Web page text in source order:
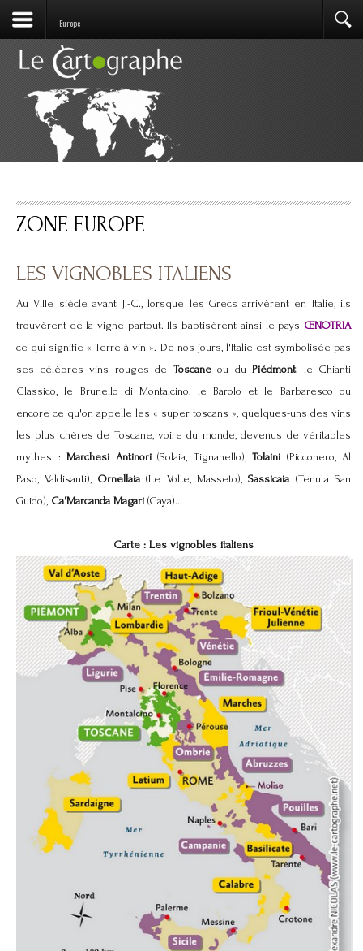
Europe
ZONE EUROPE
LES VIGNOBLES ITALIENS
Au VIIIe siècle avant J.-C., lorsque les Grecs arrivèrent en Italie, ils
trouvèrent de la vigne partout. Ils baptisèrent ainsi le pays ŒNOTRIA
ce qui signifie « Terre à vin ». De nos jours, l'Italie est symbolisée pas
ses célèbres vins rouges de Toscaneou du Piédmont, le Chianti
Classico, le Brunello di Montalcino, le Barolo et le Barbaresco ou
encore ce qu'on appelle les « super toscans », quelques-uns des vins
les plus chères de Toscane, voire du monde, devenus de véritables
mythes : Marchesi Antinori(Solaia, Tignanello), Tolaini (Picconero, Al
Paso, Valdisanti), Ornellaia(Le Volte, Masseto),Sassicaia (Tenuta San
Guido), Ca'Marcanda Magari (Gaya)...
Carte : Les vignobles italiens